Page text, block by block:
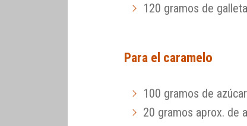
120 gramos de
Para el caramelo
100 gramos de
20 gramos aprox. de